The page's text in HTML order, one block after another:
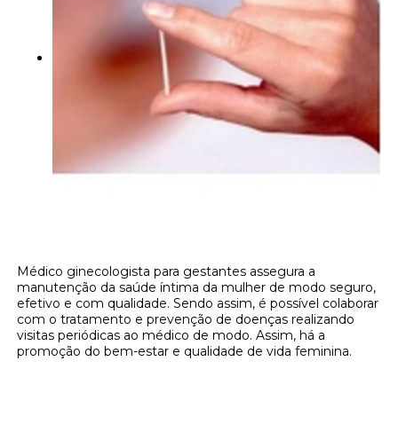
Médico ginecologista para gestantes assegura a
manutenção da saúde íntima da mulher de modo seguro,
efetivo e com qualidade. Sendo assim, é possível colaborar
com o tratamento e prevenção de doenças realizando
visitas periódicas ao médico de modo. Assim, há a
promoção do bem-estar e qualidade de vida feminina.